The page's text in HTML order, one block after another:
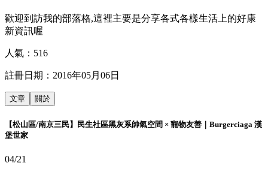
歡迎到訪我的部落格,這裡主要是分享各式各樣生活上的好康
新資訊喔
人氣： 516
註冊日期： 2016年05月06日
文章 關於
【松山區/南京三民】民生社區黑灰系帥氣空間 × 寵物友善｜Burgerciaga 漢
堡世家
04/21